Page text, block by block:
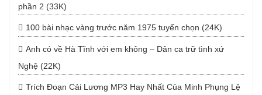
phần 2 (33K)
100 bài nhạc vàng trước năm 1975 tuyển chọn (24K)
Anh có về Hà Tĩnh với em không – Dân ca trữ tình xứ
Nghệ (22K)
Trích Đoạn Cải Lương MP3 Hay Nhất Của Minh Phụng Lệ